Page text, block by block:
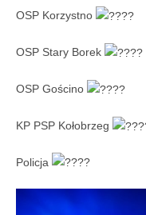
OSP Korzystno
OSP Stary Borek
OSP Gościno
KP PSP Kołobrzeg
Policja